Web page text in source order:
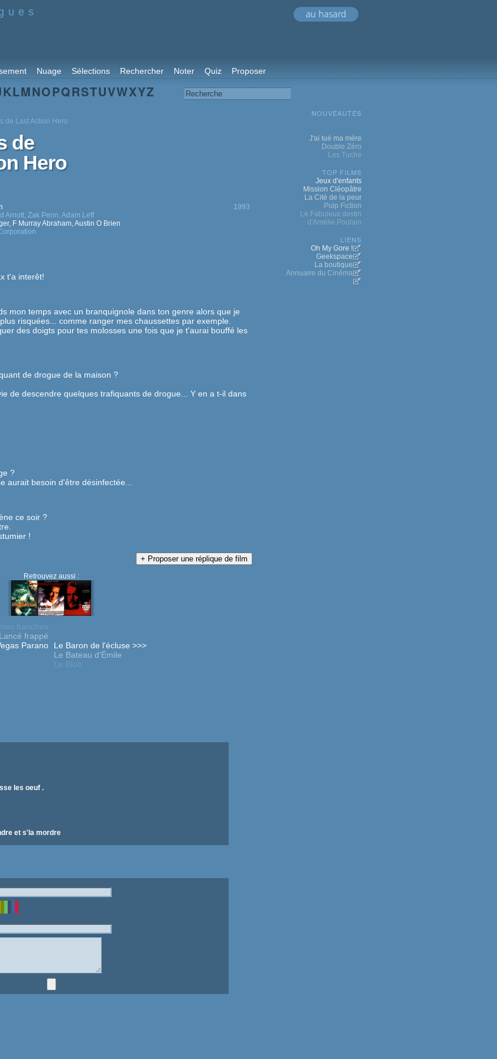
Nuage Sélections Rechercher Noter Quiz Proposer
KLMNOPQRSTUVWXYZ
de Last Action Hero
de
Hero
Arnott, Zak Penn, Adam Leff
, F Murray Abraham,Austin O Brien
1993
t'a interêt!
mon temps avec un branquignole dans ton genre alors que je
risquées... comme ranger mes chaussettes par exemple.
des doigts pour tes molosses une fois que je t'aurai bouffé les
de drogue de la maison ?
de descendre quelques trafiquants de drogue... Y en a t-il dans
?
aurait besoin d'être désinfectée...
ce soir ?
!
Retrouvez aussi :
hanches
Lancé frappé
Parano
Le Baron de l'écluse >>>
Le Bateau d'Émile
Le Blob
les oeuf .
et s'la mordre
NOUVEAUTÉS
J'ai tué ma mère
Double Zéro
Les Tuche
TOP FILMS
Jeux d'enfants
Mission Cléopâtre
La Cité de la peur
Pulp Fiction
Le Fabuleux destin
d'Amélie Poulain
LIENS
Oh My Gore !
Geekspace
La boutique
Annuaire du Cinéma